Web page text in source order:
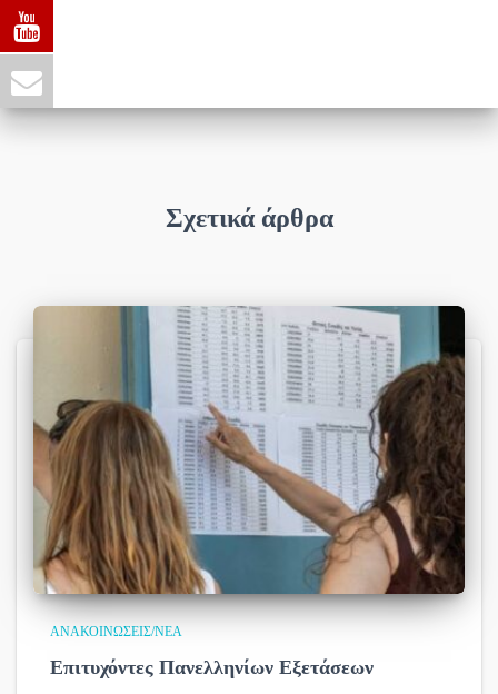
Σχετικά άρθρα
ΑΝΑΚΟΙΝΏΣΕΙΣ/ΝΈΑ
Επιτυχόντες Πανελληνίων Εξετάσεων